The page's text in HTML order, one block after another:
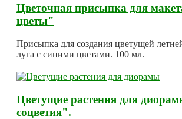
Цветочная присыпка для
цветы"
Присыпка для создания цветущей
луга с синими цветами. 100 мл.
Цветущие растения для
соцветия".